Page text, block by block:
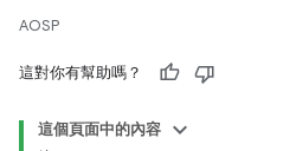
AOSP
這對你有幫助嗎？
這個頁面中的內容